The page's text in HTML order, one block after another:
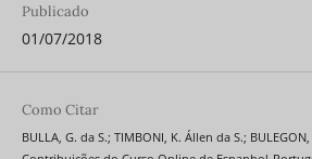
Publicado
01/07/2018
Como Citar
BULLA, G. da S.; TIMBONI, K. Állen da S.;